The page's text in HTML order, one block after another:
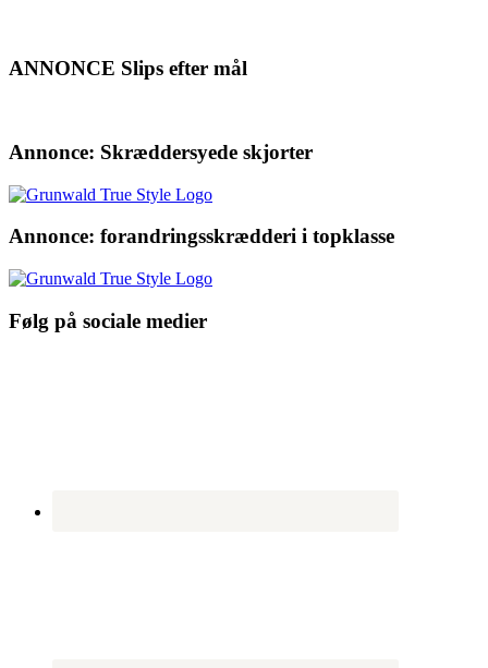
ANNONCE Slips efter mål
Annonce: Skræddersyede skjorter
Annonce: forandringsskrædderi i topklasse
Følg på sociale medier